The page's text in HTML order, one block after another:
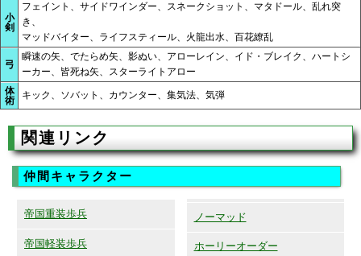
小
剣
フェイント、サイドワインダー、スネークショット、マタドール、乱れ突
き、
マッドバイター、ライフスティール、火龍出水、百花繚乱
弓
瞬速の矢、でたらめ矢、影ぬい、アローレイン、イド・ブレイク、ハートシ
ーカー、皆死ね矢、スターライトアロー
体
術
キック、ソバット、カウンター、集気法、気弾
関連リンク
仲間キャラクター
帝国重装歩兵
帝国軽装歩兵
ノーマッド
ホーリーオーダー